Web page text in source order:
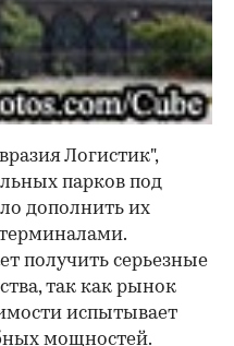
Логистик",
парков под
дополнить их
получить серьезные
так как рынок
испытывает
мощностей.